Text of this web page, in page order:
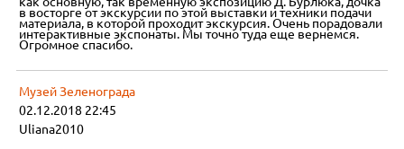
в восторге от экскурсии по этой выставки и техники подачи
материала, в которой проходит экскурсия. Очень порадовали
интерактивные экспонаты. Мы точно туда еще вернемся.
Огромное спасибо.
Музей Зеленограда
02.12.2018 22:45
Uliana2010